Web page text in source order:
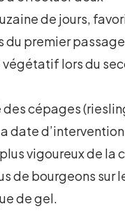
de jours,
du premier
végétatif lors du
des cépages
date
vigoureux de la
de bourgeons sur
de gel.